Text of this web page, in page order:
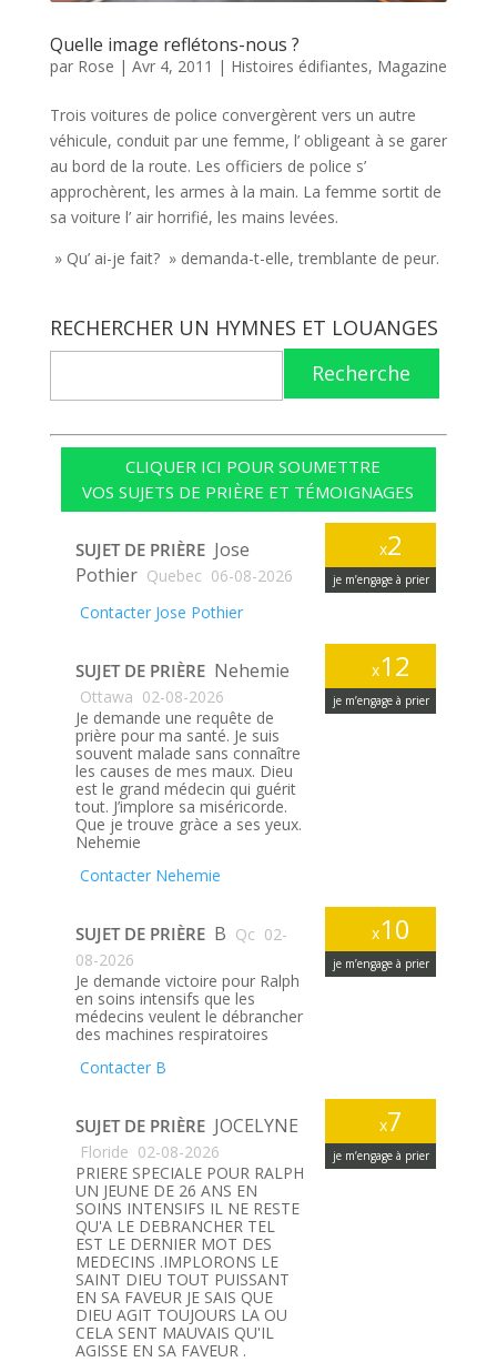
Quelle image reflétons-nous ?
par Rose | Avr 4, 2011 | Histoires édifiantes, Magazine
Trois voitures de police convergèrent vers un autre
véhicule, conduit par une femme, l’ obligeant à se garer
au bord de la route. Les officiers de police s’
approchèrent, les armes à la main. La femme sortit de
sa voiture l’ air horrifié, les mains levées.
» Qu’ ai-je fait? » demanda-t-elle, tremblante de peur.
RECHERCHER UN HYMNES ET LOUANGES
Recherche
CLIQUER ICI POUR SOUMETTRE
VOS SUJETS DE PRIÈRE ET TÉMOIGNAGES
x2
je m’engage à prier
SUJET DE PRIÈRE Jose
Pothier Quebec 06-08-2026
Contacter Jose Pothier
x12
je m’engage à prier
SUJET DE PRIÈRE Nehemie
Ottawa 02-08-2026
Je demande une requête de
prière pour ma santé. Je suis
souvent malade sans connaître
les causes de mes maux. Dieu
est le grand médecin qui guérit
tout. J’implore sa miséricorde.
Que je trouve gràce a ses yeux.
Nehemie
Contacter Nehemie
x10
je m’engage à prier
SUJET DE PRIÈRE B Qc 02-
08-2026
Je demande victoire pour Ralph
en soins intensifs que les
médecins veulent le débrancher
des machines respiratoires
Contacter B
x7
je m’engage à prier
SUJET DE PRIÈRE JOCELYNE
Floride 02-08-2026
PRIERE SPECIALE POUR RALPH
UN JEUNE DE 26 ANS EN
SOINS INTENSIFS IL NE RESTE
QU'A LE DEBRANCHER TEL
EST LE DERNIER MOT DES
MEDECINS .IMPLORONS LE
SAINT DIEU TOUT PUISSANT
EN SA FAVEUR JE SAIS QUE
DIEU AGIT TOUJOURS LA OU
CELA SENT MAUVAIS QU'IL
AGISSE EN SA FAVEUR .